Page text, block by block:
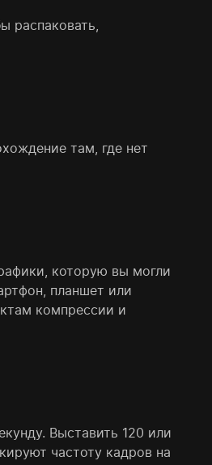
распаковать,
там, где нет
которую вы могли
планшет или
компрессии и
Выставить 120 или
частоту кадров на